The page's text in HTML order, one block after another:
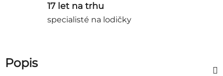
17 let na trhu
specialisté na lodičky
Popis